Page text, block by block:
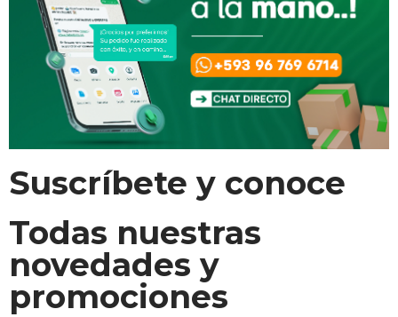
Suscríbete y conoce
Todas nuestras
novedades y
promociones